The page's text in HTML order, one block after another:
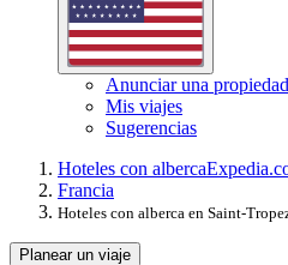
Anunciar una propiedad
Mis viajes
Sugerencias
Hoteles con alberca
Francia
Hoteles con alberca en Saint-
Planear un viaje